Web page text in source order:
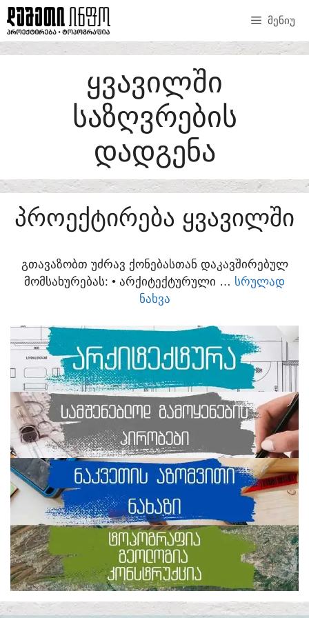
SKIP
TO
CONTENT
ᲛᲔᲜᲘᲣ
ᲧᲕᲐᲕᲘᲚᲨᲘ
ᲡᲐᲖᲦᲕᲠᲔᲑᲘᲡ
ᲓᲐᲓᲒᲔᲜᲐ
ᲞᲠᲝᲔᲥᲢᲘᲠᲔᲑᲐ ᲧᲕᲐᲕᲘᲚᲨᲘ
ᲒᲗᲐᲕᲐᲖᲝᲑᲗ ᲣᲫᲠᲐᲕ ᲥᲝᲜᲔᲑᲐᲡᲗᲐᲜ ᲓᲐᲙᲐᲕᲨᲘᲠᲔᲑᲣᲚ
ᲛᲝᲛᲡᲐᲮᲣᲠᲔᲑᲐᲡ:​ • ᲐᲠᲥᲘᲢᲔᲥᲢᲣᲠᲣᲚᲘ … ᲡᲠᲣᲚᲐᲓ
ᲜᲐᲮᲕᲐ